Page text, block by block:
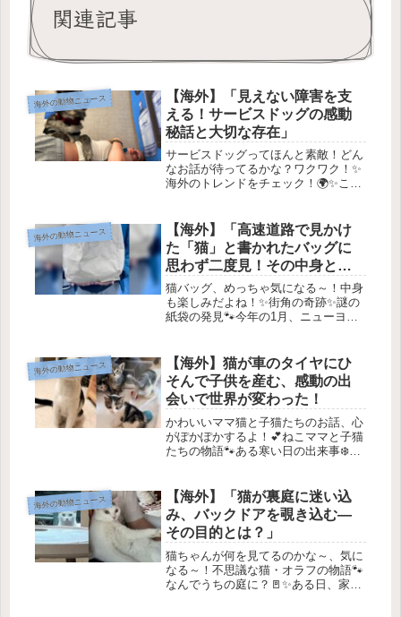
関連記事
海外の動物ニュース
【海外】「見えない障害を支
える！サービスドッグの感動
秘話と大切な存在」
サービスドッグってほんと素敵！どん
なお話が待ってるかな？ワクワク！✨
海外のトレンドをチェック！🌍✨こん
紹介するよ。わかりやすく一緒に見て
いこう！😊1. 最新トレンドの紹介🆕...
海外の動物ニュース
【海外】「高速道路で見かけ
た「猫」と書かれたバッグに
思わず二度見！その中身と
は？」
猫バッグ、めっちゃ気になる～！中身
も楽しみだよね！✨街角の奇跡✨謎の
紙袋の発見🐾今年の1月、ニューヨー
した。近づいてみると、なんとその袋
には「cats（猫）」という文字が書...
海外の動物ニュース
【海外】猫が車のタイヤにひ
そんで子供を産む、感動の出
会いで世界が変わった！
かわいいママ猫と子猫たちのお話、心
がぽかぽかするよ！💕ねこママと子猫
たちの物語🐾ある寒い日の出来事❄️あ
ました。彼女は、タイヤショップの周
りにうろうろしていて、こっそりと
お...
海外の動物ニュース
【海外】「猫が裏庭に迷い込
み、バックドアを覗き込む—
その目的とは？」
猫ちゃんが何を見てるのかな～、気に
なる～！不思議な猫・オラフの物語🐾
なんでうちの庭に？🚪✨ある日、家族